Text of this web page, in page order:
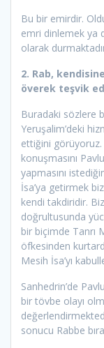
Bu bir emirdir.
emri dinlemek ya
olarak
2. Rab,
överek teşvik
Buradaki sözlere
Yeruşalim’deki
ettiğini
konuşmasını
yapmasını
İsa’ya getirmek
kendi takdiridir.
doğrultusunda
bir biçimde Tanrı
öfkesinden
Mesih İsa’yı
Sanhedrin’de
bir tövbe olayı
sonucu Rabbe